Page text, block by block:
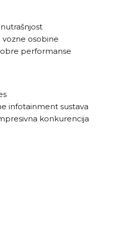
vozne osobine
performanse
infotainment sustava
konkurencija